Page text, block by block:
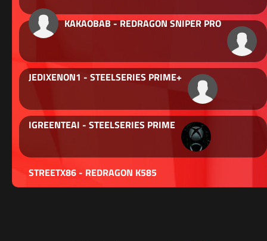
KAKAOBAB - REDRAGON SNIPER PRO
JEDIXENON1 - STEELSERIES PRIME+
IGREENTEAI - STEELSERIES PRIME
STREETX86 - REDRAGON K585